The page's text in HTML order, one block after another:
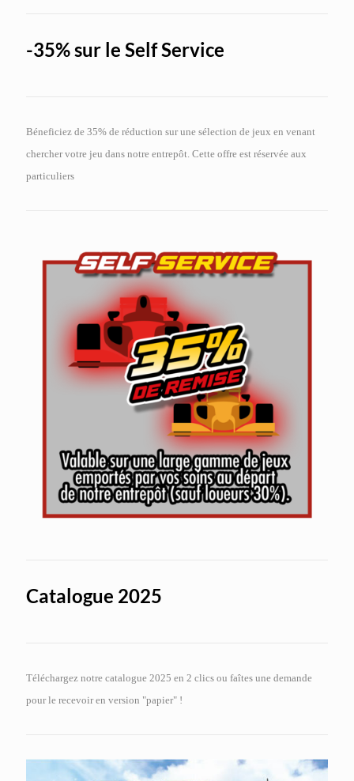
-35% sur le Self Service
Béneficiez de 35% de réduction sur une sélection de jeux en venant
chercher votre jeu dans notre entrepôt. Cette offre est réservée aux
particuliers
Catalogue 2025
Téléchargez notre catalogue 2025 en 2 clics ou faîtes une demande
pour le recevoir en version "papier" !